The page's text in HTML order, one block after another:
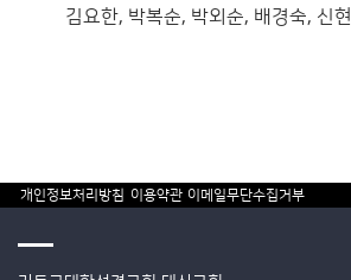
김요한, 박복순, 박외순, 배경숙, 신
개인정보처리방침 이용약관 이메일무단수집거부